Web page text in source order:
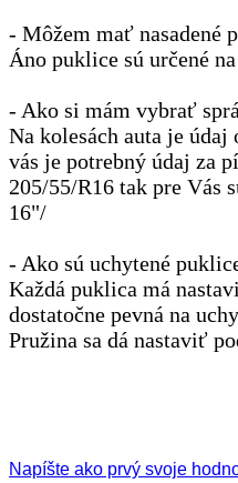
- Môžem mať nasadené
Áno puklice sú určené
- Ako si mám vybrať
Na kolesách auta je
vás je potrebný údaj za
205/55/R16 tak pre Vás
16"/
- Ako sú uchytené
Každá puklica má
dostatočne pevná na
Pružina sa dá nastaviť
Napíšte ako prvý svoje